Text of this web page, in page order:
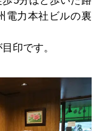
電力本社ビルの裏
印です。